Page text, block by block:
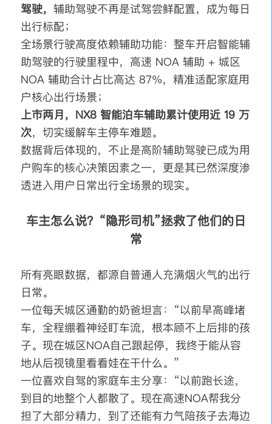
驾驶， 辅助驾驶不再是试驾尝鲜配置，成为每日
出行标配；
全场景行驶高度依赖辅助功能：整车开启智能辅
助驾驶的行驶里程中，高速 NOA 辅助 + 城区
NOA 辅助合计占比高达 87%，精准适配家庭用
户核心出行场景；
上市两月，NX8 智能泊车辅助累计使用近 19 万
次，切实缓解车主停车难题。
数据背后体现的，不止是高阶辅助驾驶已成为用
户购车的核心决策因素之一，更是其已然深度渗
透进入用户日常出行全场景的现实。
车主怎么说？“隐形司机”拯救了他们的日
常
所有亮眼数据，都源自普通人充满烟火气的出行
日常。
一位每天城区通勤的奶爸坦言：“以前早高峰堵
车，全程绷着神经盯车流，根本顾不上后排的孩
子。现在城区NOA自己跟起停，我终于能从容
地从后视镜里看看娃在干什么。”
一位喜欢自驾的家庭车主分享：“以前跑长途，
到目的地整个人都散了。现在高速NOA帮我分
担了大部分精力，到了还能有力气陪孩子去海边